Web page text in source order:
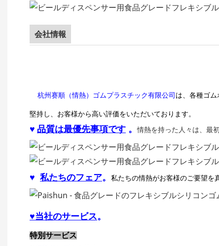
会社情報
杭州赛順（情熱）ゴムプラスチック有限公司 は、各種ゴ
堅持し、お客様から高い評価をいただいております。
♥ 品質は最優先事項です 。情熱を持った人々は、最
♥ 私たちのフェア。 私たちの情熱がお客様のご要望を
♥当社のサービス。
特別サービス